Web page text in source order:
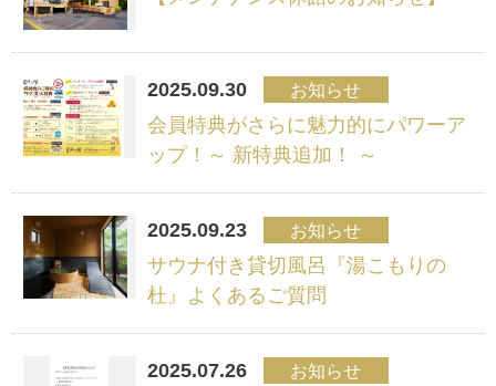
2025.09.30 お知らせ
会員特典がさらに魅力的にパワーア
ップ！～ 新特典追加！ ～
2025.09.23 お知らせ
サウナ付き貸切風呂『湯こもりの
杜』よくあるご質問
2025.07.26 お知らせ